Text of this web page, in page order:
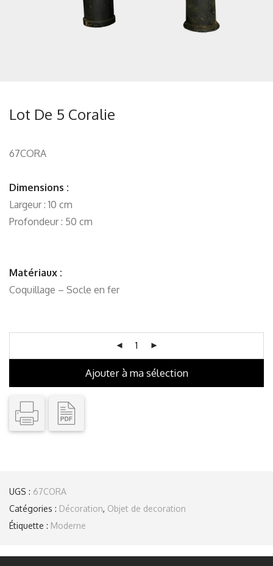
Lot De 5 Coralie
67CORA
Dimensions :
Largeur : 10 cm
Profondeur : 50 cm
Matériaux :
Coquillage – Socle en fer
Ajouter à ma sélection
UGS : 67CORA
Catégories : Décoration, Objet de decoration
Étiquette : Moderne